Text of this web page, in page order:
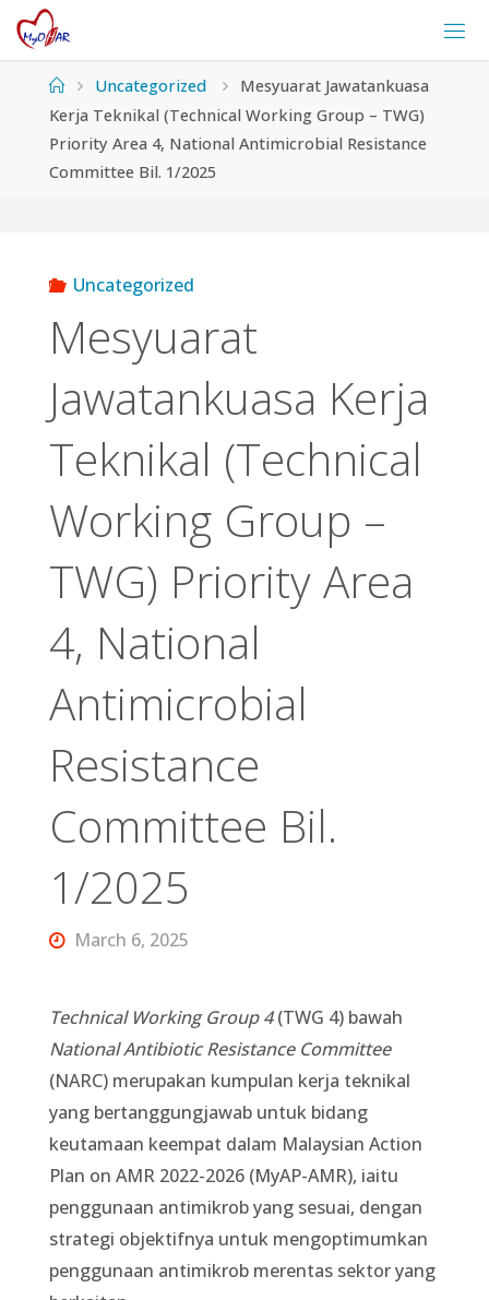
Skip
contentHomeUncategorized
Mesyuarat Jawatankuasa
Kerja Teknikal (Technical Working Group – TWG)
Priority Area 4, National Antimicrobial Resistance
Committee Bil. 1/2025
Uncategorized
Mesyuarat
Jawatankuasa Kerja
Teknikal (Technical
Working Group –
TWG) Priority Area
4, National
Antimicrobial
Resistance
Committee Bil.
1/2025
March 6, 2025
Technical Working Group 4(TWG 4) bawah
National Antibiotic Resistance Committee
(NARC) merupakan kumpulan kerja teknikal
yang bertanggungjawab untuk bidang
keutamaan keempat dalam Malaysian Action
Plan on AMR 2022-2026 (MyAP-AMR), iaitu
penggunaan antimikrob yang sesuai, dengan
strategi objektifnya untuk mengoptimumkan
penggunaan antimikrob merentas sektor yang